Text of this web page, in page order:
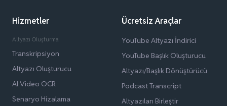
Hizmetler
Altyazı Oluşturma
Transkripsiyon
Altyazı Oluşturucu
AI Video OCR
Senaryo Hizalama
Ücretsiz Araçlar
YouTube Altyazı İndirici
YouTube Başlık Oluşturucu
Altyazı/Başlık Dönüştürücü
Podcast Transcript
Altyazıları Birleştir